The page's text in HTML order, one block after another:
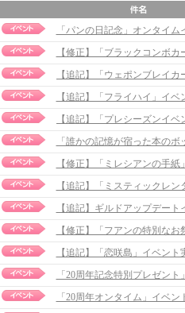
「パンの日記念」オンタイ
【修正】「ブラックコンボ
【追記】「フライハイ」イ
「誰かの記憶が宿った本の
【修正】「ミレシアンの手
【追記】「ミスティックレ
【追記】ギルドアップデー
【修正】「フアンの特別な
【追記】「恋咲島」イベン
「20周年記念特別プレゼン
「20周年オンタイム」イベ